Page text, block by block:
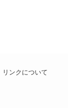
リンクについて